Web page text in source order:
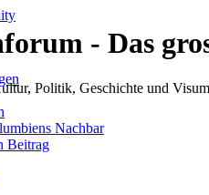
- Das
Politik, Geschichte und
Nachbar
Beitrag